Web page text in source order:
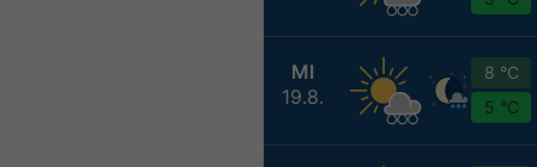
MI
19.8.
8 °C
5 °C